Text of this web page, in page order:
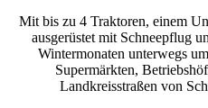
Mit bis zu 4 Traktoren, einem
ausgerüstet mit Schneepflug
Wintermonaten unterwegs
Supermärkten,
Landkreisstraßen von